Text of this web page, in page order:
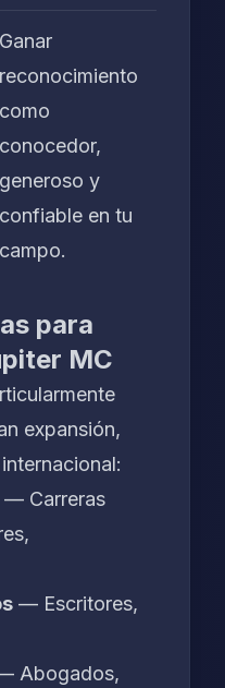
Ganar
reconocimiento
como
conocedor,
generoso y
confiable en tu
campo.
para
MC
expansión,
— Carreras
— Escritores,
Abogados,